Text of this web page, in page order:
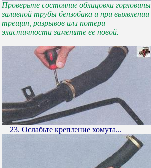
Проверьте состояние облицовки горловины
заливной трубы бензобака и при выявлении
трещин, разрывов или потери
эластичности замените ее новой.
23. Ослабьте крепление хомута...